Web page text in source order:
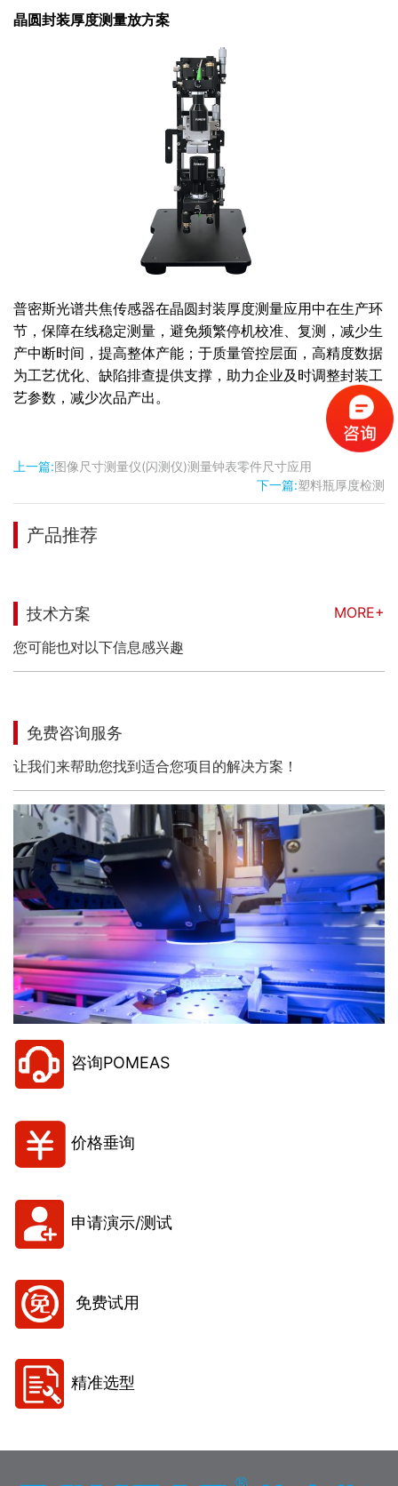
晶圆封装厚度测量放方案
普密斯光谱共焦传感器在晶圆封装厚度测量应用中在生产环
节，保障在线稳定测量，避免频繁停机校准、复测，减少生
产中断时间，提高整体产能；于质量管控层面，高精度数据
为工艺优化、缺陷排查提供支撑，助力企业及时调整封装工
艺参数，减少次品产出。
上一篇:图像尺寸测量仪(闪测仪)测量钟表零件尺寸应用
下一篇:塑料瓶厚度检测
产品推荐
技术方案
MORE+
您可能也对以下信息感兴趣
免费咨询服务
让我们来帮助您找到适合您项目的解决方案！
咨询POMEAS
价格垂询
申请演示/测试
免费试用
精准选型